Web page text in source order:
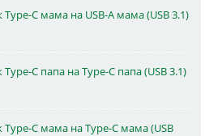
C мама на USB-A мама (USB 3.1)
C папа на Type-C папа (USB 3.1)
Type-C мама на Type-C мама (USB